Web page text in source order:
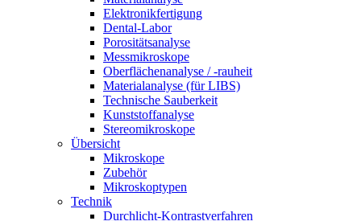
Elektronikfertigung
Dental-Labor
Porositätsanalyse
Messmikroskope
Oberflächenanalyse / -rauheit
Materialanalyse (für LIBS)
Technische Sauberkeit
Kunststoffanalyse
Stereomikroskope
Übersicht
Mikroskope
Zubehör
Mikroskoptypen
Technik
Durchlicht-Kontrastverfahren